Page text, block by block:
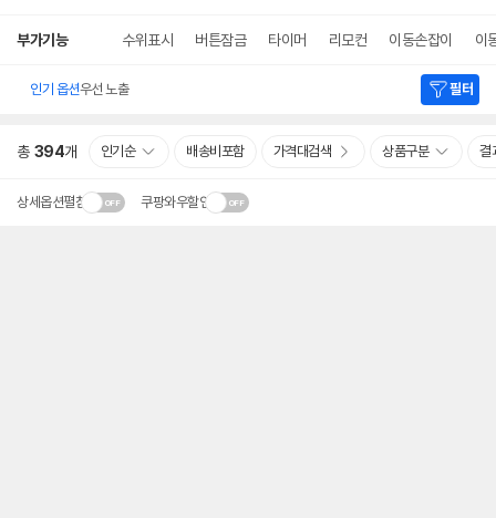
부가기능 수위표시 버튼잠금 타이머 리모컨 이동손잡이 이
인기 옵션우선 노출 필터
총 394개 인기순 배송비포함 가격대검색 상품구분 결
상세옵션펼침 쿠팡와우할인